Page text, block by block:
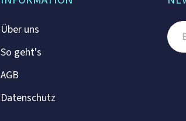
Über uns
So geht's
AGB
Datenschutz